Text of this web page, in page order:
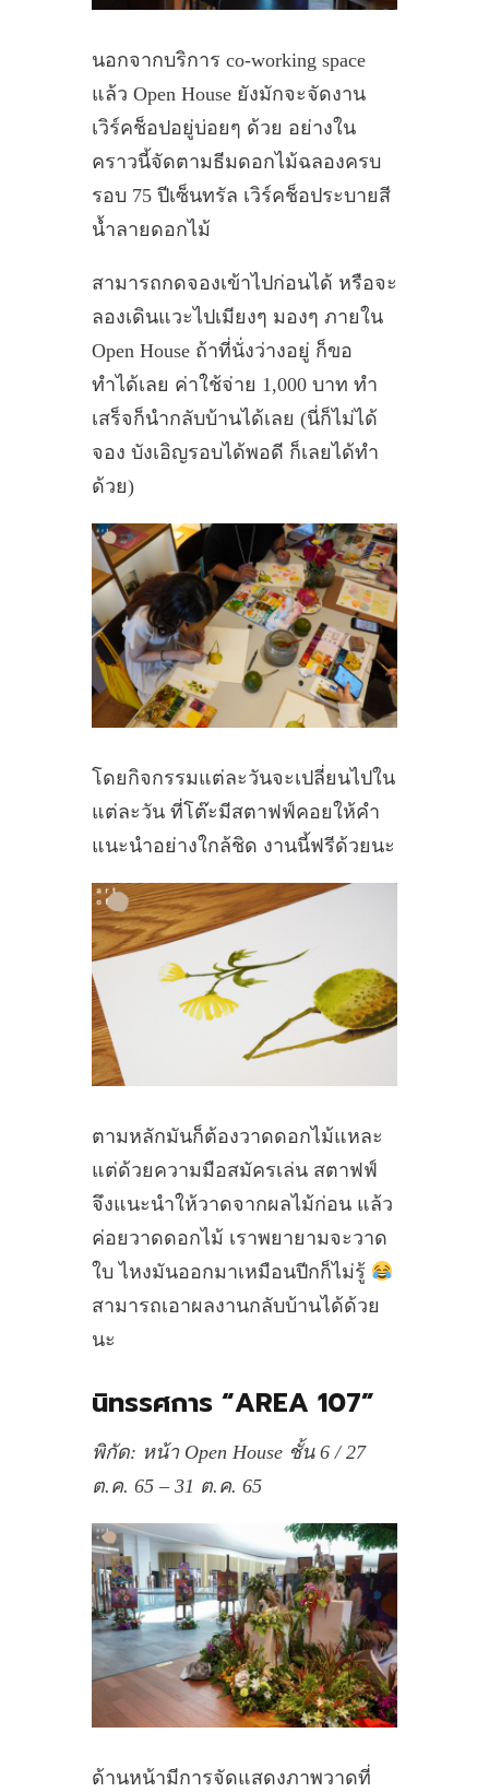
นอกจากบริการ co-working space
แล้ว Open House ยังมักจะจัดงาน
เวิร์คช็อปอยู่บ่อยๆ ด้วย อย่างใน
คราวนี้จัดตามธีมดอกไม้ฉลองครบ
รอบ 75 ปีเซ็นทรัล เวิร์คช็อประบายสี
น้ำลายดอกไม้
สามารถกดจองเข้าไปก่อนได้ หรือจะ
ลองเดินแวะไปเมียงๆ มองๆ ภายใน
Open House ถ้าที่นั่งว่างอยู่ ก็ขอ
ทำได้เลย ค่าใช้จ่าย 1,000 บาท ทำ
เสร็จก็นำกลับบ้านได้เลย (นี่ก็ไม่ได้
จอง บังเอิญรอบได้พอดี ก็เลยได้ทำ
ด้วย)
โดยกิจกรรมแต่ละวันจะเปลี่ยนไปใน
แต่ละวัน ที่โต๊ะมีสตาฟฟ์คอยให้คำ
แนะนำอย่างใกล้ชิด งานนี้ฟรีด้วยนะ
ตามหลักมันก็ต้องวาดดอกไม้แหละ
แต่ด้วยความมือสมัครเล่น สตาฟฟ์
จึงแนะนำให้วาดจากผลไม้ก่อน แล้ว
ค่อยวาดดอกไม้ เราพยายามจะวาด
ใบ ไหงมันออกมาเหมือนปีกก็ไม่รู้
สามารถเอาผลงานกลับบ้านได้ด้วย
นะ
นิทรรศการ “AREA 107”
พิกัด: หน้า Open House ชั้น 6 / 27
ต.ค. 65 – 31 ต.ค. 65
ด้านหน้ามีการจัดแสดงภาพวาดที่